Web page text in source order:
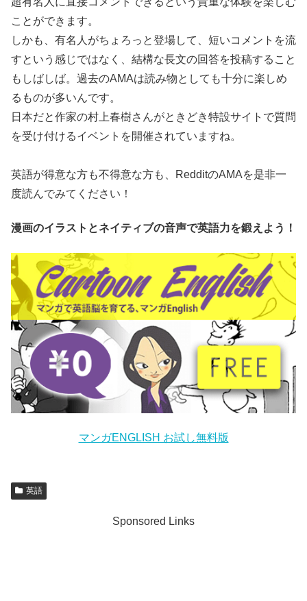
ことができます。
しかも、有名人がちょろっと登場して、短いコメントを流
すという感じではなく、結構な長文の回答を投稿すること
もしばしば。過去のAMAは読み物としても十分に楽しめ
るものが多いんです。
日本だと作家の村上春樹さんがときどき特設サイトで質問
を受け付けるイベントを開催されていますね。
英語が得意な方も不得意な方も、RedditのAMAを是非一
度読んでみてください！
漫画のイラストとネイティブの音声で英語力を鍛えよう！
マンガENGLISH お試し無料版
英語
Sponsored Links